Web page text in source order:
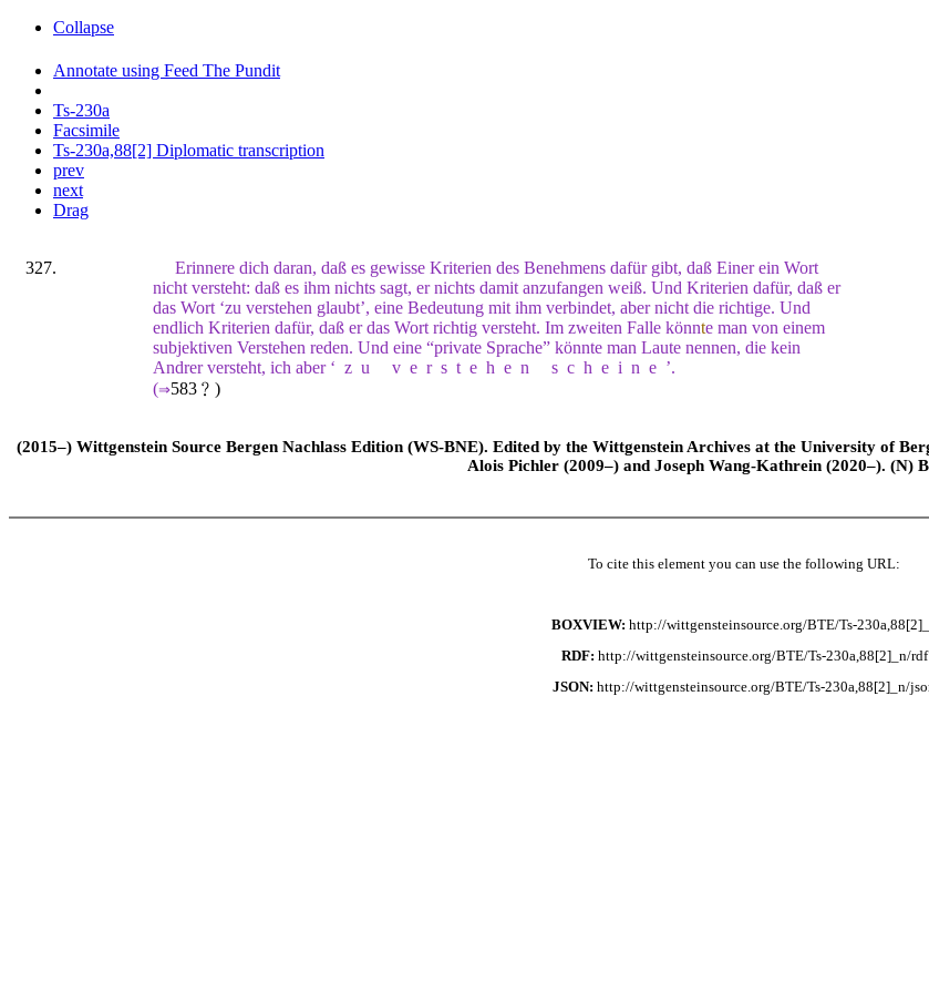
Collapse
Annotate using Feed The Pundit
Ts-230a
Facsimile
Ts-230a,88[2] Diplomatic transcription
prev
next
Drag
327.
Erinnere dich daran, daß es gewisse Kriterien des Benehmens dafür gibt, daß Einer ein Wort
nicht versteht: daß es ihm nichts sagt, er nichts damit anzufangen weiß. Und Kriterien dafür, daß er
das Wort ‘zu verstehen glaubt’, eine Bedeutung mit ihm verbindet, aber nicht die richtige. Und
endlich Kriterien dafür, daß er das Wort richtig versteht. Im zweiten Falle könnte man von einem
subjektiven Verstehen reden. Und eine “private Sprache” könnte man Laute nennen, die kein
Andrer versteht, ich aber ‘ zu verstehen scheine ’.
(⇒583﹖ )
(2015–) Wittgenstein Source Bergen Nachlass Edition (WS-BNE). Edited by the Wittgenstein Archives at the University of
Alois Pichler (2009–) and Joseph Wang-Kathrein (2020–). (N)
To cite this element you can use the following URL:
BOXVIEW: http://wittgensteinsource.org/BTE/Ts-
RDF: http://wittgensteinsource.org/BTE/Ts-230a,88[2]_n/rdf
JSON: http://wittgensteinsource.org/BTE/Ts-230a,88[2]_n/